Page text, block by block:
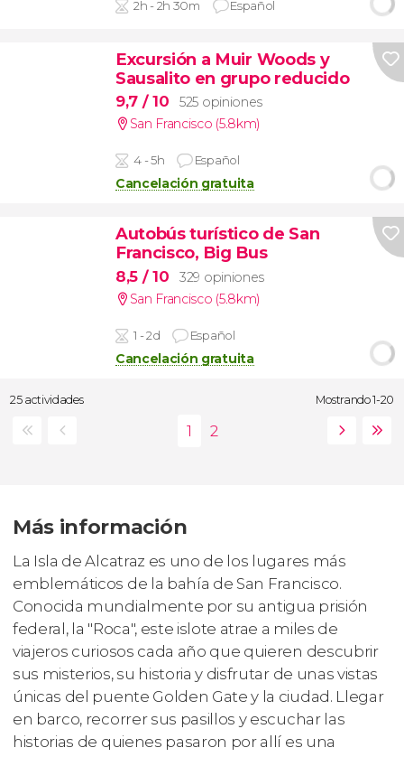
2h - 2h 30m Español
Excursión a Muir Woods y
Sausalito en grupo reducido
9,7 / 10
525 opiniones
San Francisco (5.8km)
4 - 5h Español
Cancelación gratuita
Autobús turístico de San
Francisco, Big Bus
8,5 / 10
329 opiniones
San Francisco (5.8km)
1 - 2d Español
Cancelación gratuita
25 actividades Mostrando 1-20
Más información
La Isla de Alcatraz es uno de los lugares más
emblemáticos de la bahía de San Francisco.
Conocida mundialmente por su antigua prisión
federal, la "Roca", este islote atrae a miles de
viajeros curiosos cada año que quieren descubrir
sus misterios, su historia y disfrutar de unas vistas
únicas del puente Golden Gate y la ciudad. Llegar
en barco, recorrer sus pasillos y escuchar las
historias de quienes pasaron por allí es una